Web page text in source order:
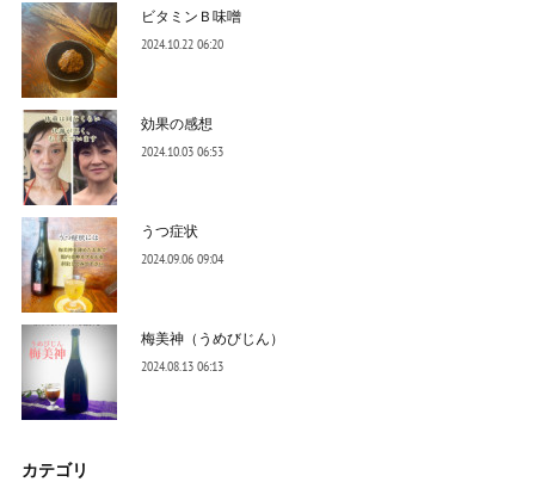
ビタミンＢ味噌
2024.10.22 06:20
効果の感想
2024.10.03 06:53
うつ症状
2024.09.06 09:04
梅美神（うめびじん）
2024.08.13 06:13
カテゴリ